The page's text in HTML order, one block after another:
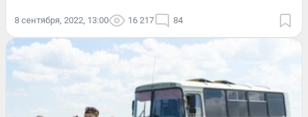
8 сентября, 2022, 13:00 16 217 84